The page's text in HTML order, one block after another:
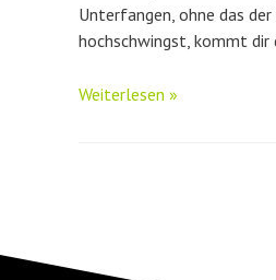
Unterfangen, ohne das
hochschwingst, kommt dir
Sattel
Weiterlesen »